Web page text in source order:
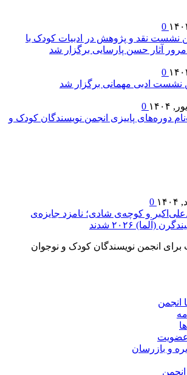
نشست نقد و پژوهش در ادبیات کودک با
آثار حسن پارسایی برگزار شد
نشست ادبی مهمانی برگزار شد
دوره‌های پاییزی انجمن نویسندگان کودک و
و کوچه‌ی شادی؛ نامزد جایزه‌ی
(آلما) ۲۰۲۶ شدند
انجمن نویسندگان کودک و نوجوان
انجمن
و بازرسان